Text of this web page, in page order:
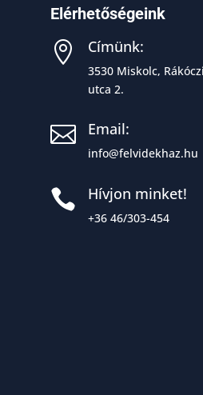
Elérhetőségeink
 Címünk:
3530 Miskolc, Rákóczi
utca 2.
 Email:
info@felvidekhaz.hu
 Hívjon minket!
+36 46/303-454